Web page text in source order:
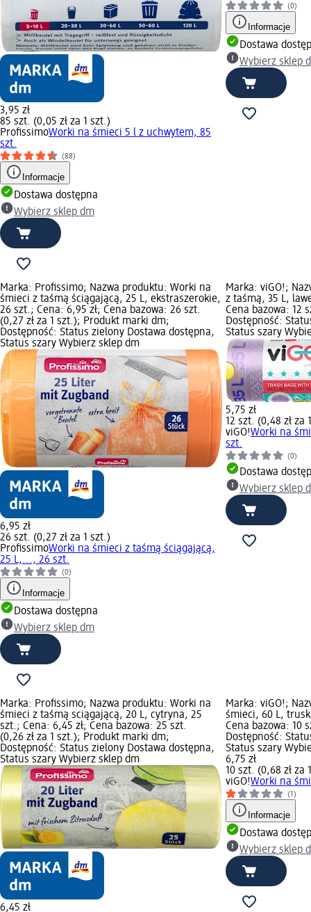
3,95 zł
85 szt. (0,05 zł za 1 szt.)
ProfissimoWorki na śmieci 5 l z uchwytem, 85
szt.
(88)
Informacje
Dostawa dostępna
Wybierz sklep dm
(0)
Informacje
Dostawa
Wybierz sklep
Marka: Profissimo; Nazwa produktu: Worki na
śmieci z taśmą ściągającą, 25 L, ekstraszerokie,
26 szt.; Cena: 6,95 zł; Cena bazowa: 26 szt.
(0,27 zł za 1 szt.); Produkt marki dm;
Dostępność: Status zielony Dostawa dostępna,
Status szary Wybierz sklep dm
6,95 zł
26 szt. (0,27 zł za 1 szt.)
ProfissimoWorki na śmieci z taśmą ściągającą,
25 L,..., 26 szt.
(0)
Informacje
Dostawa dostępna
Wybierz sklep dm
Marka: viGO!;
z taśmą, 35 L,
Cena bazowa: 12
Dostępność:
Status szary
5,75 zł
12 szt. (0,48 zł za
viGO!Worki na
szt.
(0)
Dostawa
Wybierz sklep
Marka: Profissimo; Nazwa produktu: Worki na
śmieci z taśmą sciągającą, 20 L, cytryna, 25
szt.; Cena: 6,45 zł; Cena bazowa: 25 szt.
(0,26 zł za 1 szt.); Produkt marki dm;
Dostępność: Status zielony Dostawa dostępna,
Status szary Wybierz sklep dm
6,45 zł
Marka: viGO!;
śmieci, 60 L,
Cena bazowa: 10
Dostępność:
Status szary
6,75 zł
10 szt. (0,68 zł za
viGO!Worki na
(1)
Informacje
Dostawa
Wybierz sklep